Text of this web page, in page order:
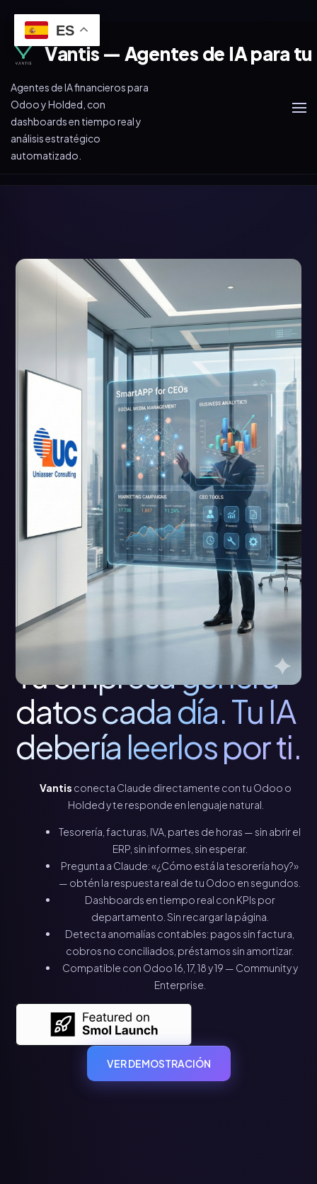
Vantis — Agentes de IA para tu
Agentes de IA financieros para
Odoo y Holded, con
dashboards en tiempo real y
análisis estratégico
automatizado.
Tu empresa genera
datos cada día. Tu IA
debería leerlos por ti.
Vantis conecta Claude directamente con tu Odoo o
Holded y te responde en lenguaje natural.
Tesorería, facturas, IVA, partes de horas — sin abrir el
ERP, sin informes, sin esperar.
Pregunta a Claude: «¿Cómo está la tesorería hoy?»
— obtén la respuesta real de tu Odoo en segundos.
Dashboards en tiempo real con KPIs por
departamento. Sin recargar la página.
Detecta anomalías contables: pagos sin factura,
cobros no conciliados, préstamos sin amortizar.
Compatible con Odoo 16, 17, 18 y 19 — Community y
Enterprise.
VER DEMOSTRACIÓN
ES